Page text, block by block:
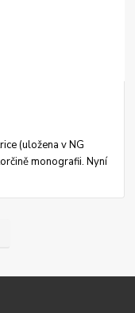
(uložena v NG
monografii. Nyní